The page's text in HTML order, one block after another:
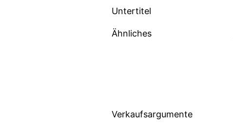
Untertitel
Ähnliches
Verkaufsargumente